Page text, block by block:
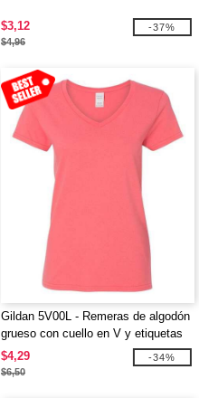
$3,12
$4,96
-37%
Gildan 5V00L - Remeras de algodón
grueso con cuello en V y etiquetas
fácil de remover al por mayor
$4,29
$6,50
-34%